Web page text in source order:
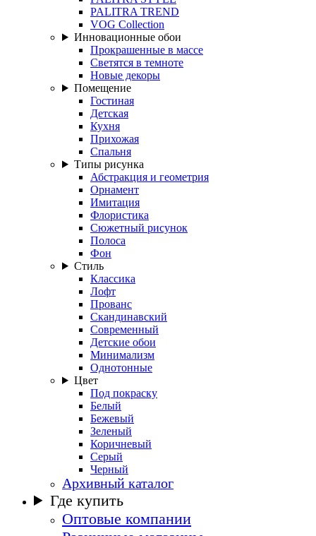
PALITRA TREND
VOG Collection
Инновационные обои
Прокрашенные в массе
Светятся в темноте
Новые декоры
Помещение
Гостиная
Детская
Кухня
Прихожая
Спальня
Типы рисунка
Абстракция и геометрия
Орнамент
Имитация
Флористика
Сюжетный рисунок
Полоса
Фон
Стиль
Классика
Лофт
Прованс
Скандинавский
Современный
Детские обои
Минимализм
Однотонные
Цвет
Под покраску
Белый
Бежевый
Зеленый
Коричневый
Серый
Черный
Архивный каталог
Где купить
Оптовые компании